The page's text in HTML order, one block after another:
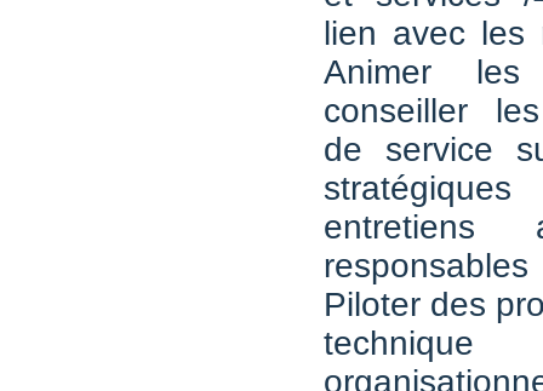
lien avec les
Animer
conseiller
de service
entretiens
Piloter des